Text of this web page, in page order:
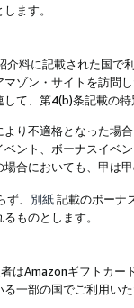
ます。
介料に記載された国で
ゾン・サイトを訪問
て、第4(b)条記載の
り不適格となった場
ント、ボーナスイベ
合においても、甲は
、 別紙記載のボーナ
ものとします。
はAmazonギフトカ
る一部の国でご利用い